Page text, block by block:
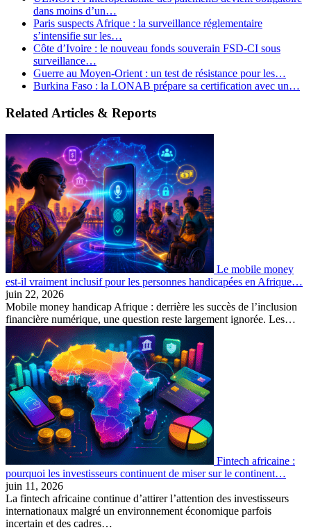
dans moins d’un…
Paris suspects Afrique : la surveillance réglementaire
s’intensifie sur les…
Côte d’Ivoire : le nouveau fonds souverain FSD-CI sous
surveillance…
Guerre au Moyen-Orient : un test de résistance pour les…
Burkina Faso : la LONAB prépare sa certification avec un…
Related Articles & Reports
Le mobile money
est-il vraiment inclusif pour les personnes handicapées en Afrique…
juin 22, 2026
Mobile money handicap Afrique : derrière les succès de l’inclusion
financière numérique, une question reste largement ignorée. Les…
Fintech africaine :
pourquoi les investisseurs continuent de miser sur le continent…
juin 11, 2026
La fintech africaine continue d’attirer l’attention des investisseurs
internationaux malgré un environnement économique parfois
incertain et des cadres…